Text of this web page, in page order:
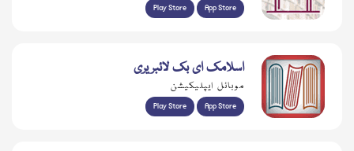
Play Store App Store
اسلامک ای بک لائبریری
موبائل ایپلیکیشن
Play Store App Store